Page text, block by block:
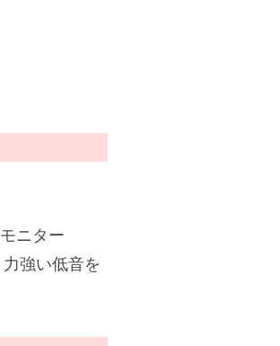
ニター
強い低音を